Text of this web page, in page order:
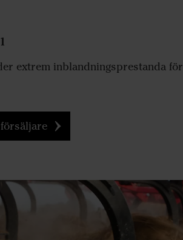
extrem inblandningsprestanda för